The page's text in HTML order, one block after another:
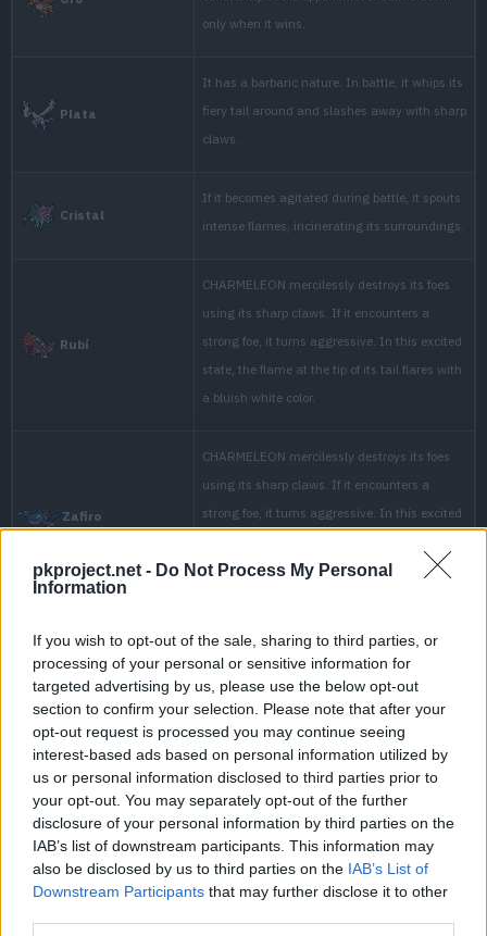
pkproject.net - Do Not Process My Personal
Information
If you wish to opt-out of the sale, sharing to third parties, or
processing of your personal or sensitive information for
targeted advertising by us, please use the below opt-out
section to confirm your selection. Please note that after your
opt-out request is processed you may continue seeing
interest-based ads based on personal information utilized by
us or personal information disclosed to third parties prior to
your opt-out. You may separately opt-out of the further
disclosure of your personal information by third parties on the
IAB’s list of downstream participants. This information may
also be disclosed by us to third parties on the IAB’s List of
Downstream Participants that may further disclose it to other